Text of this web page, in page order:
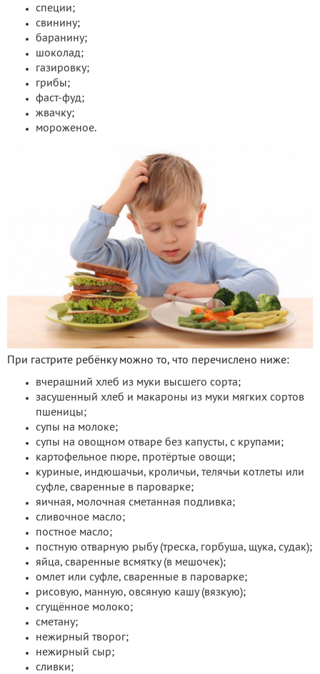
специи;
свинину;
баранину;
шоколад;
газировку;
грибы;
фаст-фуд;
жвачку;
мороженое.
При гастрите ребёнку можно то, что перечислено ниже:
вчерашний хлеб из муки высшего сорта;
засушенный хлеб и макароны из муки мягких сортов
пшеницы;
супы на молоке;
супы на овощном отваре без капусты, с крупами;
картофельное пюре, протёртые овощи;
куриные, индюшачьи, кроличьи, телячьи котлеты или
суфле, сваренные в пароварке;
яичная, молочная сметанная подливка;
сливочное масло;
постное масло;
постную отварную рыбу (треска, горбуша, щука, судак);
яйца, сваренные всмятку (в мешочек);
омлет или суфле, сваренные в пароварке;
рисовую, манную, овсяную кашу (вязкую);
сгущённое молоко;
сметану;
нежирный творог;
нежирный сыр;
сливки;